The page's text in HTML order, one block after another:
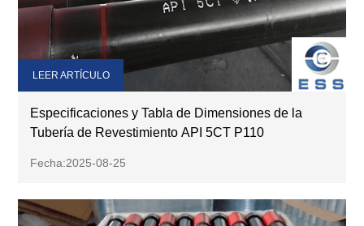
Especificaciones y Tabla de Dimensiones de la
Tubería de Revestimiento API 5CT P110
Fecha:2025-08-25
LEER ARTÍCULO